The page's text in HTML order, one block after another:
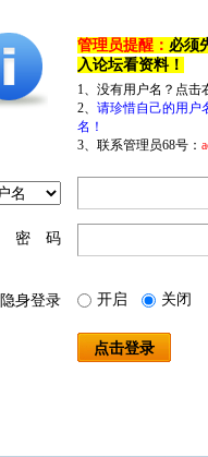
管理员提醒： 必须
入论坛看资料！
1、没有用户名？点
2、 请珍惜自己的用户
名！
3、联系管理员68号：
密 码
隐身登录 开启 关闭
点击登录